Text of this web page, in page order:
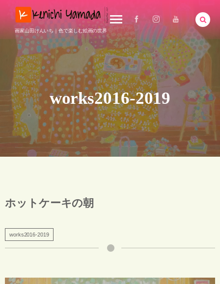
画家山田けんいち｜色で楽しむ絵画の世界
works2016-2019
ホットケーキの朝
works2016-2019